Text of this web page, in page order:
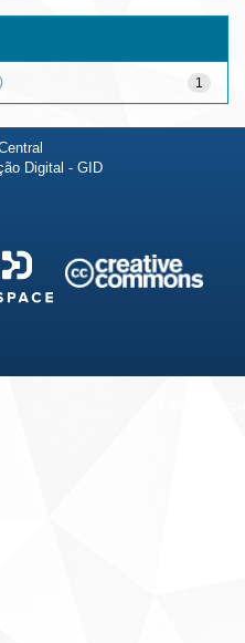
1
Digital - GID